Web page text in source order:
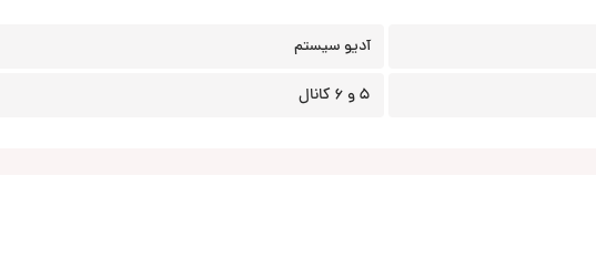
آدیو سیستم
5 و 6 کانال